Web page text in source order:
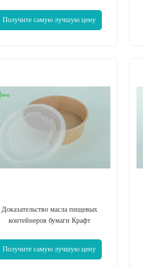
Получите самую лучшую цену
Доказательство масла пищевых
контейнеров бумаги Крафт
Получите самую лучшую цену